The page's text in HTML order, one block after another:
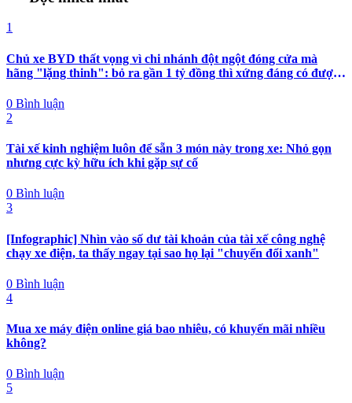
1
Chủ xe BYD thất vọng vì chi nhánh đột ngột đóng cửa mà
hãng "lặng thinh": bỏ ra gần 1 tỷ đồng thì xứng đáng có được
0 Bình luận
2
Tài xế kinh nghiệm luôn để sẵn 3 món này trong xe: Nhỏ gọn
nhưng cực kỳ hữu ích khi gặp sự cố
0 Bình luận
3
[Infographic] Nhìn vào số dư tài khoản của tài xế công nghệ
chạy xe điện, ta thấy ngay tại sao họ lại "chuyển đổi xanh"
0 Bình luận
4
Mua xe máy điện online giá bao nhiêu, có khuyến mãi nhiều
không?
0 Bình luận
5